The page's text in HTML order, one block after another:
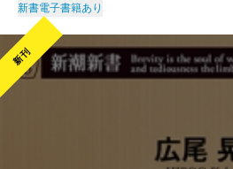
新書電子書籍あり
新刊